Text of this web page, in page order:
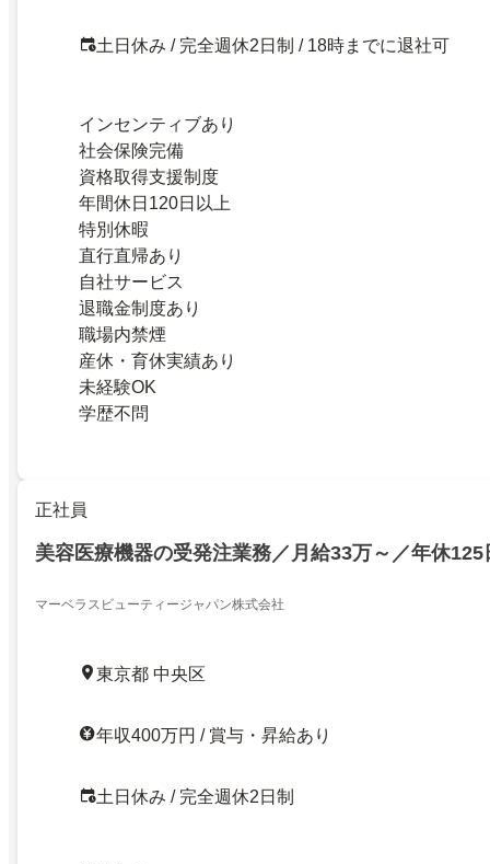
土日休み / 完全週休2日制 / 18時までに退社可
インセンティブあり
社会保険完備
資格取得支援制度
年間休日120日以上
特別休暇
直行直帰あり
自社サービス
退職金制度あり
職場内禁煙
産休・育休実績あり
未経験OK
学歴不問
正社員
美容医療機器の受発注業務／月給33万～／年休125
マーベラスビューティージャパン株式会社
東京都 中央区
年収400万円 / 賞与・昇給あり
土日休み / 完全週休2日制